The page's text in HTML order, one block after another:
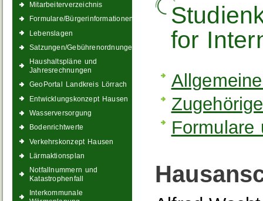
Mitarbeiterverzeichnis
Formulare/Bürgerinformationen
Lebenslagen
Satzungen/Gebührenordnungen
Haushaltspläne und
Jahresrechnungen
GeoPortal Landkreis Lörrach
Entwicklungskonzept Hausen
Wasserversorgung
Bodenrichtwerte
Verkehrskonzept Hausen
Lärmaktionsplan
Notfallnummern und
Katastrophenfall
Interkommunale
for
Formulare